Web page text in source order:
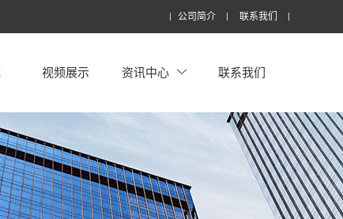
公司简介 联系我们
视频展示 资讯中心 联系我们